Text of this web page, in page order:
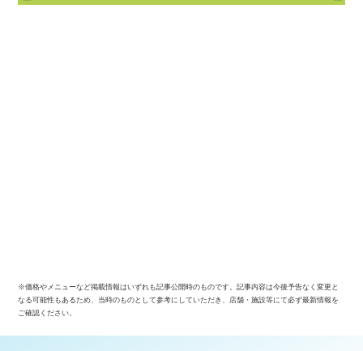
※価格やメニューなど掲載情報はいずれも記事公開時のものです。記事内容は今後予告なく変更と
なる可能性もあるため、当時のものとして参考にしていただき、店舗・施設等にて必ず最新情報を
ご確認ください。